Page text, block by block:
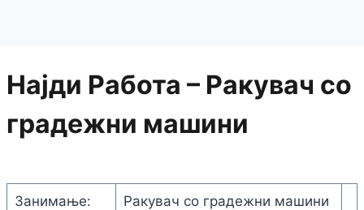
Најди Работа – Ракувач со
градежни машини
Занимање: Ракувач со градежни машини